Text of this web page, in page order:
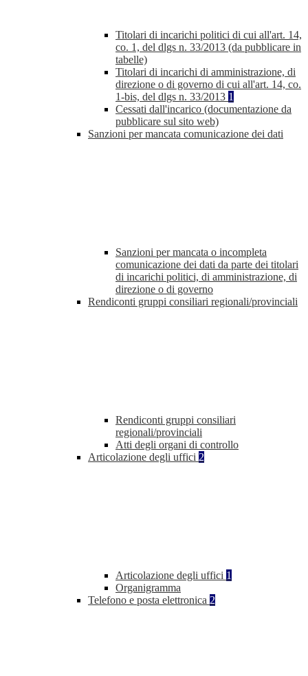
Titolari di incarichi politici di cui all'art. 14,
co. 1, del dlgs n. 33/2013 (da pubblicare in
tabelle)
Titolari di incarichi di amministrazione, di
direzione o di governo di cui all'art. 14, co.
1-bis, del dlgs n. 33/2013 1
Cessati dall'incarico (documentazione da
pubblicare sul sito web)
Sanzioni per mancata comunicazione dei dati
Sanzioni per mancata o incompleta
comunicazione dei dati da parte dei titolari
di incarichi politici, di amministrazione, di
direzione o di governo
Rendiconti gruppi consiliari regionali/provinciali
Rendiconti gruppi consiliari
regionali/provinciali
Atti degli organi di controllo
Articolazione degli uffici 2
Articolazione degli uffici 1
Organigramma
Telefono e posta elettronica 2